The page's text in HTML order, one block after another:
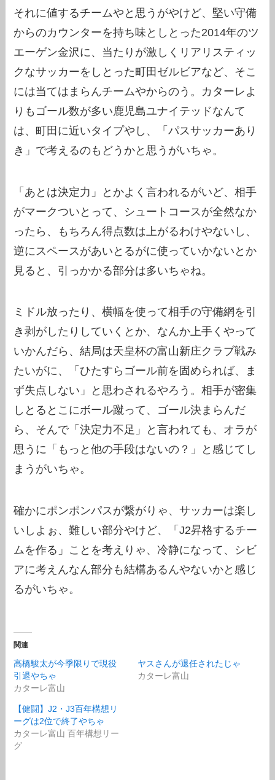
それに値するチームやと思うがやけど、堅い守備
からのカウンターを持ち味としとった2014年のツ
エーゲン金沢に、当たりが激しくリアリスティッ
クなサッカーをしとった町田ゼルビアなど、そこ
には当てはまらんチームやからのう。カターレよ
りもゴール数が多い鹿児島ユナイテッドなんて
は、町田に近いタイプやし、「パスサッカーあり
き」で考えるのもどうかと思うがいちゃ。
「あとは決定力」とかよく言われるがいど、相手
がマークついとって、シュートコースが全然なか
ったら、もちろん得点数は上がるわけやないし、
逆にスペースがあいとるがに使っていかないとか
見ると、引っかかる部分は多いちゃね。
ミドル放ったり、横幅を使って相手の守備網を引
き剥がしたりしていくとか、なんか上手くやって
いかんだら、結局は天皇杯の富山新庄クラブ戦み
たいがに、「ひたすらゴール前を固められば、ま
ず失点しない」と思わされるやろう。相手が密集
しとるとこにボール蹴って、ゴール決まらんだ
ら、そんで「決定力不足」と言われても、オラが
思うに「もっと他の手段はないの？」と感じてし
まうがいちゃ。
確かにポンポンパスが繋がりゃ、サッカーは楽し
いしよぉ、難しい部分やけど、「J2昇格するチー
ムを作る」ことを考えりゃ、冷静になって、シビ
アに考えんなん部分も結構あるんやないかと感じ
るがいちゃ。
関連
高橋駿太が今季限りで現役
引退やちゃ
カターレ富山
ヤスさんが退任されたじゃ
カターレ富山
【健闘】J2・J3百年構想リ
ーグは2位で終了やちゃ
カターレ富山 百年構想リー
グ